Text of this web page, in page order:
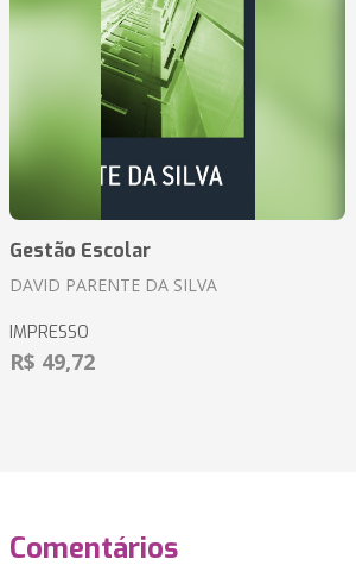
Gestão Escolar
DAVID PARENTE DA SILVA
IMPRESSO
R$ 49,72
Comentários